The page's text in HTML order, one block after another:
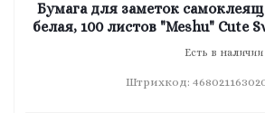
Бумага для заметок
белая, 100 листов "Meshu" Cute
Есть в наличии
Штрихкод: